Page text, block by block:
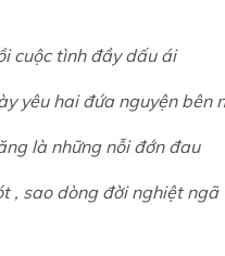
cuộc tình đầy dấu ái
yêu hai đứa nguyện bên
là những nỗi đớn đau
, sao dòng đời nghiệt ngã